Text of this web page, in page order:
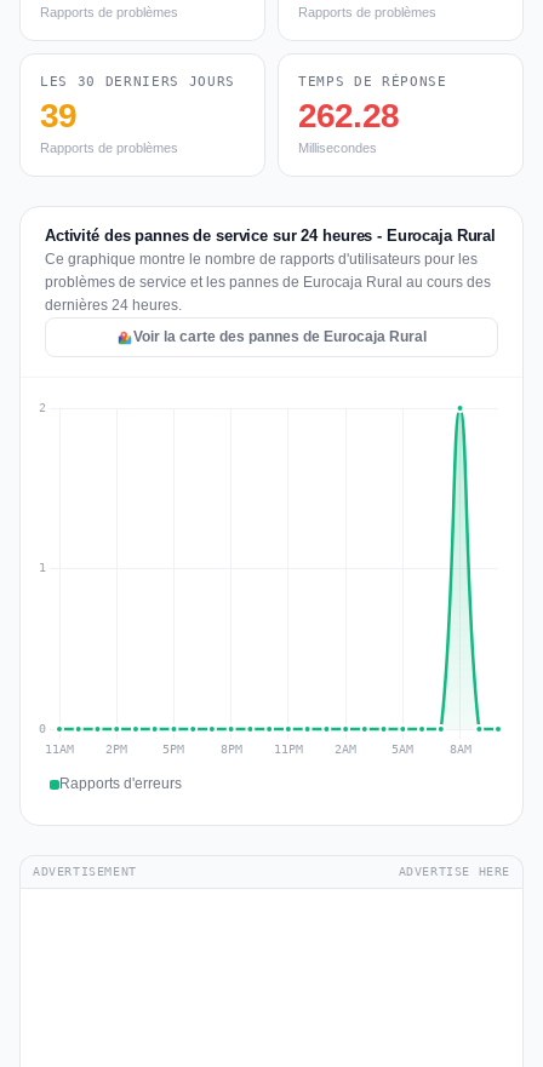
Rapports de problèmes Rapports de problèmes
LES 30 DERNIERS JOURS
39
Rapports de problèmes
TEMPS DE RÉPONSE
262.28
Millisecondes
Activité des pannes de service sur 24 heures - Eurocaja Rural
Ce graphique montre le nombre de rapports d'utilisateurs pour les
problèmes de service et les pannes de Eurocaja Rural au cours des
dernières 24 heures.
Voir la carte des pannes de Eurocaja Rural
Rapports d'erreurs
ADVERTISEMENT ADVERTISE HERE